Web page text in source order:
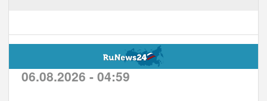
06.08.2026 - 04:59